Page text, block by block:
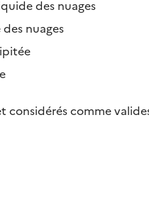
des nuages
nuages
comme